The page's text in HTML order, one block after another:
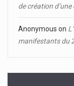
de création
Anonymous on
manifestants du